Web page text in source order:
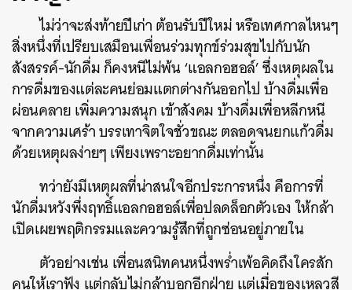
ไม่ว่าจะส่งท้ายปีเก่า ต้อนรับปีใหม่ หรือเทศกาลไหนๆ
สิ่งหนึ่งที่เปรียบเสมือนเพื่อนร่วมทุกข์ร่วมสุขไปกับนัก
สังสรรค์-นักดื่ม ก็คงหนีไม่พ้น ‘แอลกอฮอล์’ ซึ่งเหตุผลใน
การดื่มของแต่ละคนย่อมแตกต่างกันออกไป บ้างดื่มเพื่อ
ผ่อนคลาย เพิ่มความสนุก เข้าสังคม บ้างดื่มเพื่อหลีกหนี
จากความเศร้า บรรเทาจิตใจชั่วขณะ ตลอดจนยกแก้วดื่ม
ด้วยเหตุผลง่ายๆ เพียงเพราะอยากดื่มเท่านั้น
ทว่ายังมีเหตุผลที่น่าสนใจอีกประการหนึ่ง คือการที่
นักดื่มหวังพึ่งฤทธิ์แอลกอฮอล์เพื่อปลดล็อกตัวเอง ให้กล้า
เปิดเผยพฤติกรรมและความรู้สึกที่ถูกซ่อนอยู่ภายใน
ตัวอย่างเช่น เพื่อนสนิทคนหนึ่งพร่ำเพ้อคิดถึงใครสัก
คนให้เราฟัง แต่กลับไม่กล้าบอกอีกฝ่าย แต่เมื่อของเหลวสี